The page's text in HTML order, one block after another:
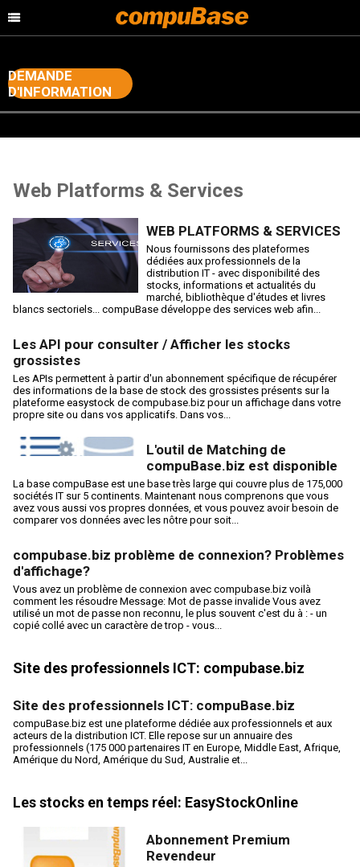
DEMANDE
D'INFORMATION
Web Platforms & Services
WEB PLATFORMS & SERVICES
Nous fournissons des plateformes
dédiées aux professionnels de la
distribution IT - avec disponibilité des
stocks, informations et actualités du
marché, bibliothèque d'études et livres
blancs sectoriels... compuBase développe des services web afin...
Les API pour consulter / Afficher les stocks
grossistes
Les APIs permettent à partir d'un abonnement spécifique de récupérer
des informations de la base de stock des grossistes présents sur la
plateforme easystock de compubase.biz pour un affichage dans votre
propre site ou dans vos applicatifs. Dans vos...
L'outil de Matching de
compuBase.biz est disponible
La base compuBase est une base très large qui couvre plus de 175,000
sociétés IT sur 5 continents. Maintenant nous comprenons que vous
avez vous aussi vos propres données, et vous pouvez avoir besoin de
comparer vos données avec les nôtre pour soit...
compubase.biz problème de connexion? Problèmes
d'affichage?
Vous avez un problème de connexion avec compubase.biz voilà
comment les résoudre Message: Mot de passe invalide Vous avez
utilisé un mot de passe non reconnu, le plus souvent c'est du à : - un
copié collé avec un caractère de trop - vous...
Site des professionnels ICT: compubase.biz
Site des professionnels ICT: compuBase.biz
compuBase.biz est une plateforme dédiée aux professionnels et aux
acteurs de la distribution ICT. Elle repose sur un annuaire des
professionnels (175 000 partenaires IT en Europe, Middle East, Afrique,
Amérique du Nord, Amérique du Sud, Australie et...
Les stocks en temps réel: EasyStockOnline
Abonnement Premium
Revendeur